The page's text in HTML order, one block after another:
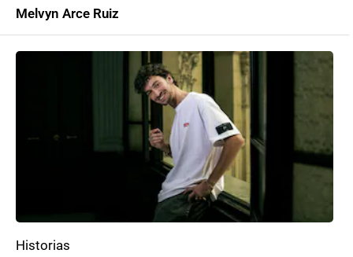
Melvyn Arce Ruiz
Historias